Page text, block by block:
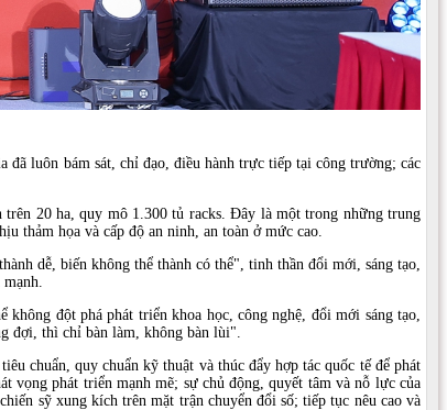
luôn bám sát, chỉ đạo, điều hành trực tiếp tại công trường; các
20 ha, quy mô 1.300 tủ racks. Đây là một trong những trung
thảm họa và cấp độ an ninh, an toàn ở mức cao.
dễ, biến không thể thành có thể", tinh thần đổi mới, sáng tạo,
đột phá phát triển khoa học, công nghệ, đổi mới sáng tạo,
đợi, thì chỉ bàn làm, không bàn lùi".
chuẩn, quy chuẩn kỹ thuật và thúc đẩy hợp tác quốc tế để phát
phát triển mạnh mẽ; sự chủ động, quyết tâm và nỗ lực của
sỹ xung kích trên mặt trận chuyển đổi số; tiếp tục nêu cao và